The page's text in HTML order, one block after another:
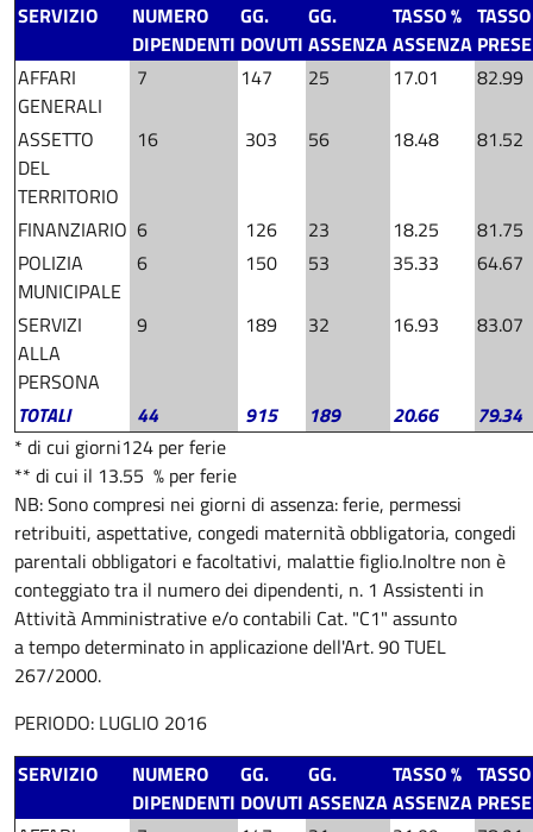
SERVIZIO
NUMERO
DIPENDENTI
GG.
DOVUTI
GG.
ASSENZA
TASSO %
ASSENZA
AFFARI
GENERALI
7 147 25 17.01 82.99
ASSETTO
DEL
TERRITORIO
16 303 56 18.48 81.52
FINANZIARIO 6 126 23 18.25
81.75
POLIZIA
MUNICIPALE
6 150 53 35.33 64.67
SERVIZI
ALLA
PERSONA
9 189 32 16.93 83.07
TOTALI 44 915 189 20.66
79.34
* di cui giorni124 per ferie
** di cui il 13.55 % per ferie
NB: Sono compresi nei giorni di assenza: ferie, permessi
retribuiti, aspettative, congedi maternità obbligatoria, congedi
parentali obbligatori e facoltativi, malattie figlio.Inoltre non è
conteggiato tra il numero dei dipendenti, n. 1 Assistenti in
Attività Amministrative e/o contabili Cat. "C1" assunto
a tempo determinato in applicazione dell'Art. 90 TUEL
267/2000.
PERIODO: LUGLIO 2016
SERVIZIO
NUMERO
DIPENDENTI
GG.
DOVUTI
GG.
ASSENZA
TASSO %
ASSENZA